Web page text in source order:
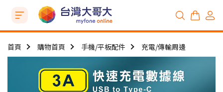
首頁 購物首頁 手機/平板配件 充電/傳輸周邊